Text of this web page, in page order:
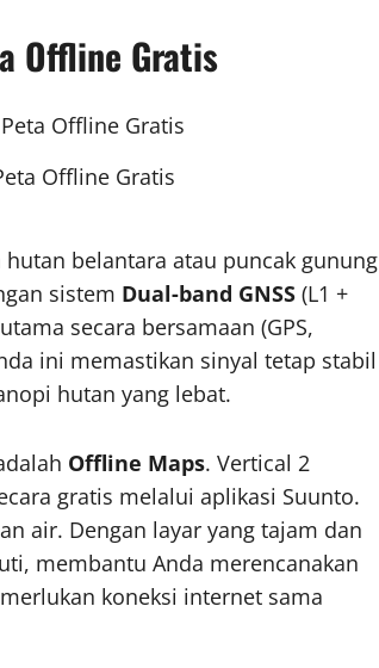
Offline Gratis
Offline Gratis
belantara atau puncak gunung
sistem Dual-band GNSS (L1 +
secara bersamaan (GPS,
ini memastikan sinyal tetap stabil
hutan yang lebat.
Offline Maps. Vertical 2
gratis melalui aplikasi Suunto.
air. Dengan layar yang tajam dan
membantu Anda merencanakan
koneksi internet sama